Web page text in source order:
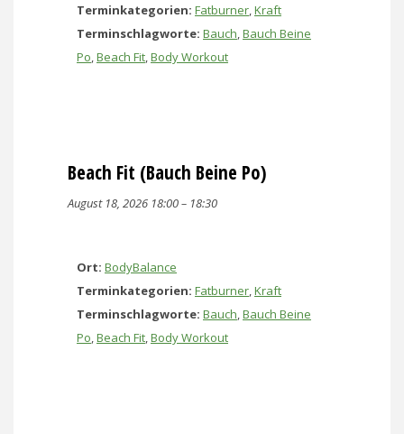
Terminkategorien: Fatburner,Kraft
Terminschlagworte: Bauch,Bauch Beine
Po,Beach Fit,Body Workout
Beach Fit (Bauch Beine Po)
August 18, 2026 18:00– 18:30
Ort: BodyBalance
Terminkategorien: Fatburner,Kraft
Terminschlagworte: Bauch,Bauch Beine
Po,Beach Fit,Body Workout